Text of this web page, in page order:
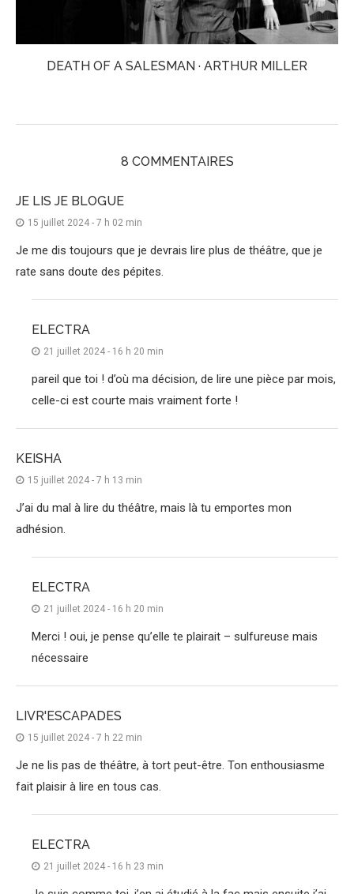
DEATH OF A SALESMAN · ARTHUR MILLER
8 COMMENTAIRES
JE LIS JE BLOGUE
15 juillet 2024 - 7 h 02 min
Je me dis toujours que je devrais lire plus de théâtre, que je
rate sans doute des pépites.
ELECTRA
21 juillet 2024 - 16 h 20 min
pareil que toi ! d’où ma décision, de lire une pièce par mois,
celle-ci est courte mais vraiment forte !
KEISHA
15 juillet 2024 - 7 h 13 min
J’ai du mal à lire du théâtre, mais là tu emportes mon
adhésion.
ELECTRA
21 juillet 2024 - 16 h 20 min
Merci ! oui, je pense qu’elle te plairait – sulfureuse mais
nécessaire
LIVR'ESCAPADES
15 juillet 2024 - 7 h 22 min
Je ne lis pas de théâtre, à tort peut-être. Ton enthousiasme
fait plaisir à lire en tous cas.
ELECTRA
21 juillet 2024 - 16 h 23 min